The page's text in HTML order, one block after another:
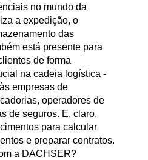
no mundo da
a expedição, o
das
está presente para
de forma
na cadeia logística -
empresas de
operadores de
de seguros. E, claro,
para calcular
e preparar contratos.
a DACHSER?